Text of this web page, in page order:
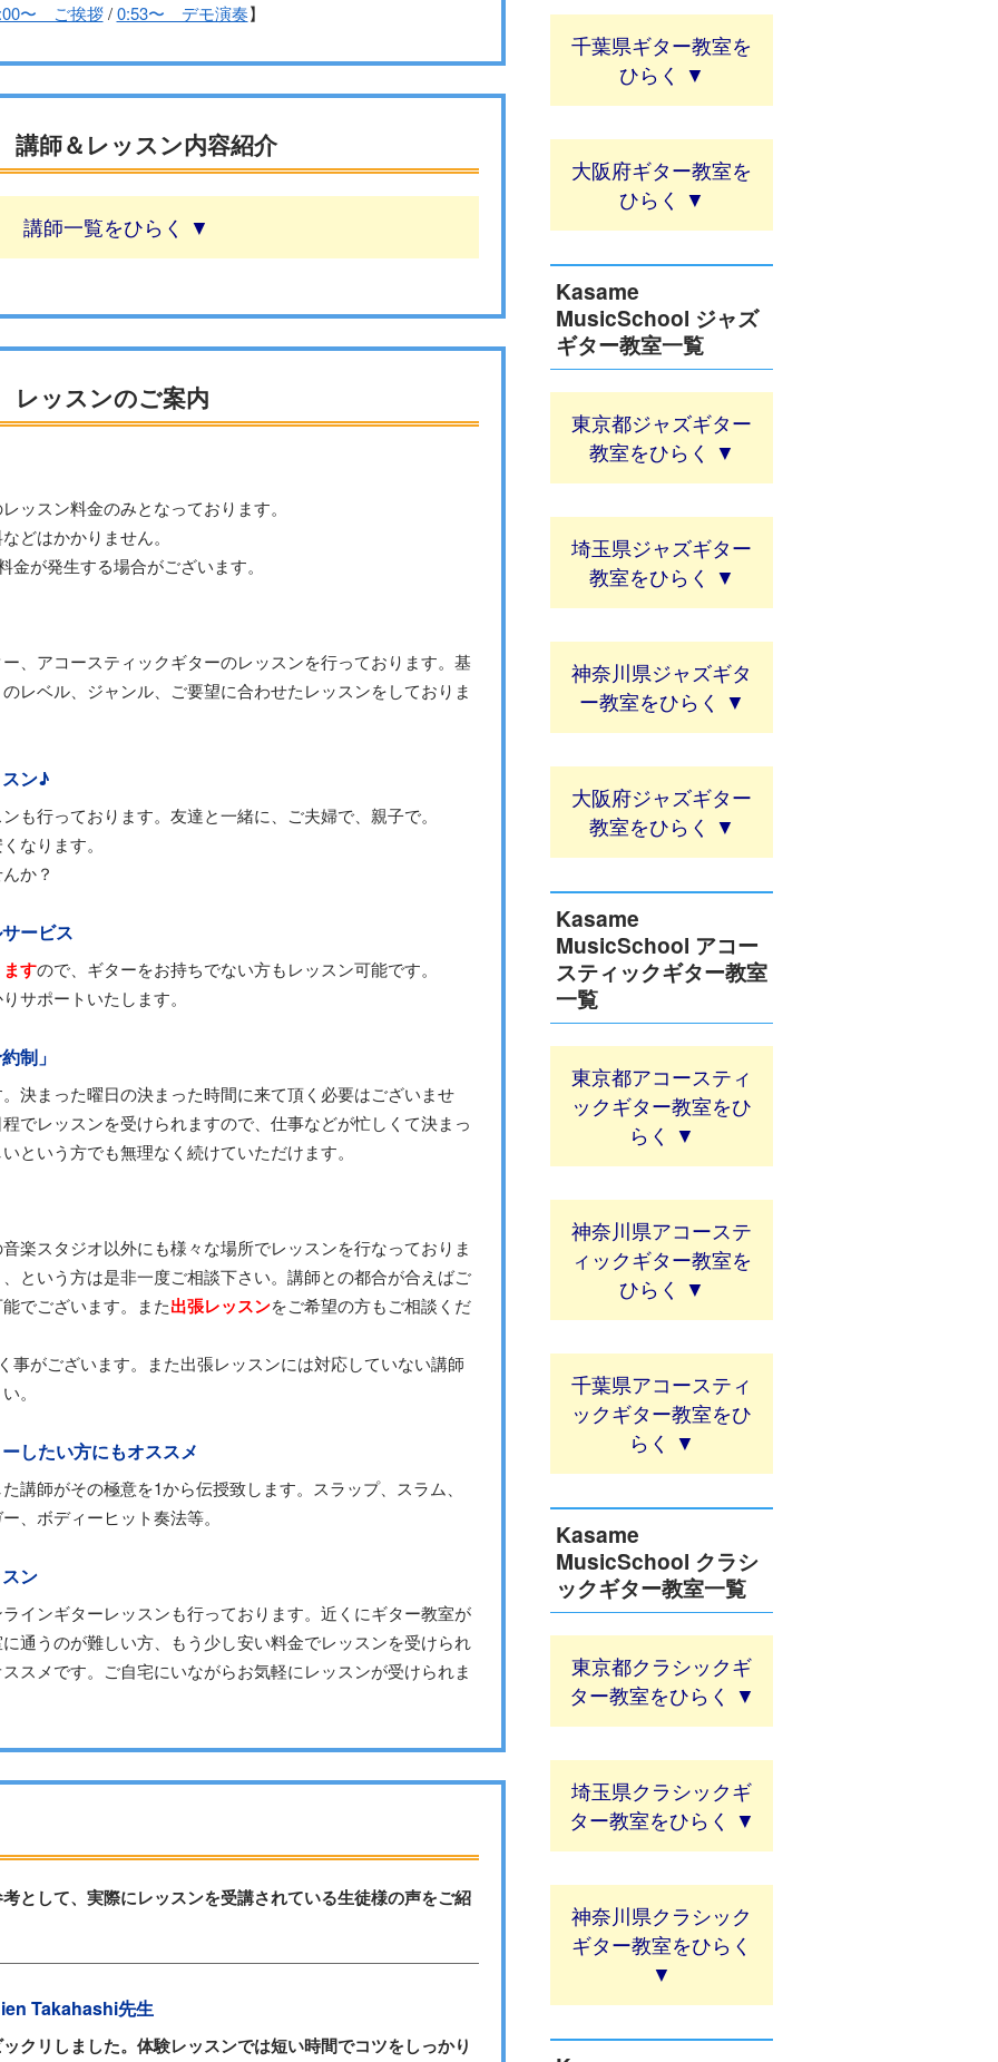
〜 ご挨拶/0:53〜 デモ演奏】
師＆レッスン内容紹介
講師一覧
ッスンのご案内
ッスン料金のみとなっております。
どはかかりません。
が発生する場合がございます。
、アコースティックギターのレッスンを行っております。基
レベル、ジャンル、ご要望に合わせたレッスンをしておりま
ン♪
も行っております。友達と一緒に、ご夫婦で、親子で。
なります。
か？
ービス
すので、ギターをお持ちでない方もレッスン可能です。
サポートいたします。
制」
決まった曜日の決まった時間に来て頂く必要はございませ
でレッスンを受けられますので、仕事などが忙しくて決まっ
という方でも無理なく続けていただけます。
楽スタジオ以外にも様々な場所でレッスンを行なっておりま
という方は是非一度ご相談下さい。講師との都合が合えばご
でございます。また出張レッスンをご希望の方もご相談くだ
事がございます。また出張レッスンには対応していない講師
。
したい方にもオススメ
講師がその極意を1から伝授致します。スラップ、スラム、
、ボディーヒット奏法等。
ン
インギターレッスンも行っております。近くにギター教室が
通うのが難しい方、もう少し安い料金でレッスンを受けられ
スメです。ご自宅にいながらお気軽にレッスンが受けられま
として、実際にレッスンを受講されている生徒様の声をご紹
Takahashi先生
クリしました。体験レッスンでは短い時間でコツをしっかり
千葉県ギター教室
大阪府ギター教室
Kasame
MusicSchool ジャズ
ギター教室一覧
東京都ジャズギター
教室
埼玉県ジャズギター
教室
神奈川県ジャズギタ
ー教室
大阪府ジャズギター
教室
Kasame
MusicSchool アコー
スティックギター教室
一覧
東京都アコースティ
ックギター教室
神奈川県アコーステ
ィックギター教室
千葉県アコースティ
ックギター教室
Kasame
MusicSchool クラシ
ックギター教室一覧
東京都クラシックギ
ター教室
埼玉県クラシックギ
ター教室
神奈川県クラシック
ギター教室